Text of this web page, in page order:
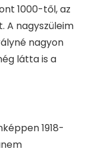
1000-től, az
A nagyszüleim
nagyon
látta is a
1918-